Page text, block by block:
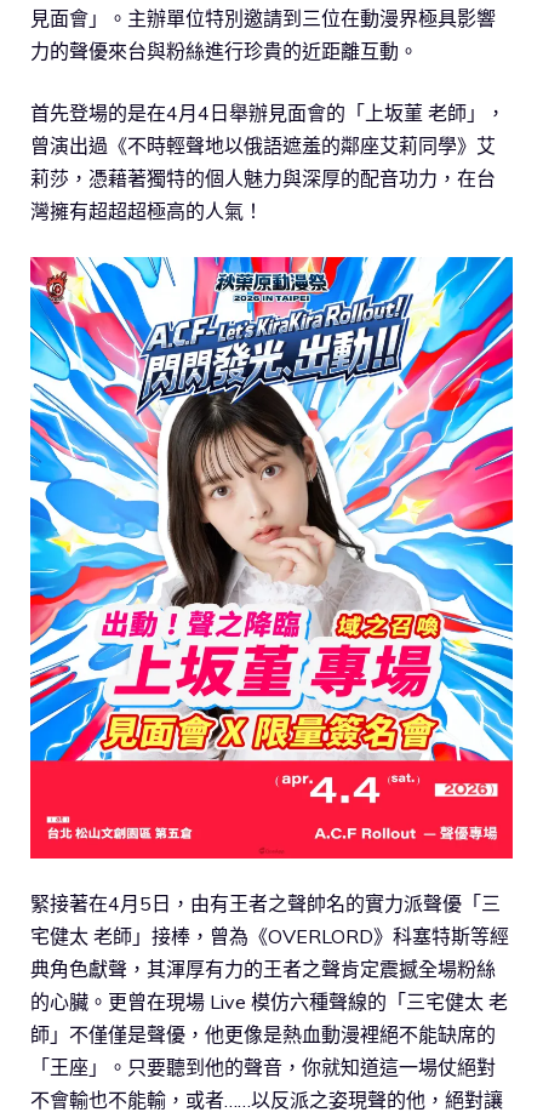
見面會」。主辦單位特別邀請到三位在動漫界極具影響
力的聲優來台與粉絲進行珍貴的近距離互動。
首先登場的是在4月4日舉辦見面會的「上坂菫 老師」，
曾演出過《不時輕聲地以俄語遮羞的鄰座艾莉同學》艾
莉莎，憑藉著獨特的個人魅力與深厚的配音功力，在台
灣擁有超超超極高的人氣！
緊接著在4月5日，由有王者之聲帥名的實力派聲優「三
宅健太 老師」接棒，曾為《OVERLORD》科塞特斯等經
典角色獻聲，其渾厚有力的王者之聲肯定震撼全場粉絲
的心臟。更曾在現場 Live 模仿六種聲線的「三宅健太 老
師」不僅僅是聲優，他更像是熱血動漫裡絕不能缺席的
「王座」。只要聽到他的聲音，你就知道這一場仗絕對
不會輸也不能輸，或者……以反派之姿現聲的他，絕對讓